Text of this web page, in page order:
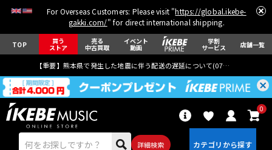
For Overseas Customers: Please visit "https://global.ikebe-
gakki.com/" for direct international shipping.
TOP 買う
ストア
売る
中古買取
イベント
動画
学割
サービス 店舗一覧
【重要】熊本県で発生した地震に伴う配送の遅延について(07月29日
詳細検索
0